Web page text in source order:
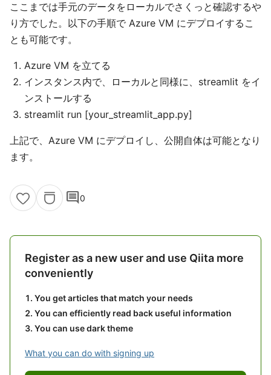
ここまでは手元のデータをローカルでさくっと確認するや
り方でした。以下の手順で Azure VM にデプロイするこ
とも可能です。
Azure VM を立てる
インスタンス内で、ローカルと同様に、streamlit をイ
ンストールする
streamlit run [your_streamlit_app.py]
上記で、Azure VM にデプロイし、公開自体は可能となり
ます。
comment0
Register as a new user and use Qiita more
conveniently
You get articles that match your needs
You can efficiently read back useful information
You can use dark theme
What you can do with signing up